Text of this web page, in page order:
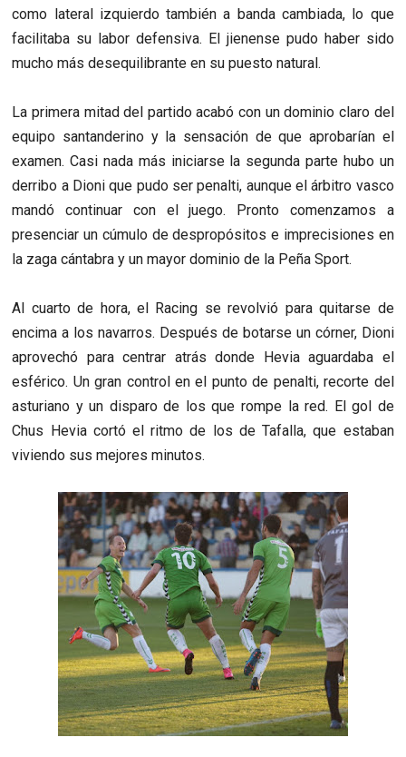
como lateral izquierdo también a banda cambiada, lo que
facilitaba su labor defensiva. El jienense pudo haber sido
mucho más desequilibrante en su puesto natural.
La primera mitad del partido acabó con un dominio claro del
equipo santanderino y la sensación de que aprobarían el
examen. Casi nada más iniciarse la segunda parte hubo un
derribo a Dioni que pudo ser penalti, aunque el árbitro vasco
mandó continuar con el juego.
Pronto comenzamos a
presenciar un cúmulo de despropósitos e imprecisiones en
la zaga cántabra y un mayor dominio de la Peña Sport.
Al cuarto de hora, el Racing se revolvió para quitarse de
encima a los navarros. Después de botarse un córner, Dioni
aprovechó para centrar atrás donde Hevia aguardaba el
esférico. Un gran control en el punto de penalti, recorte del
asturiano y un disparo de los que rompe la red. El gol de
Chus Hevia cortó el ritmo de los de Tafalla, que estaban
viviendo sus mejores minutos.